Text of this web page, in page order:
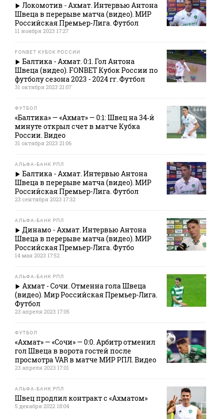
Локомотив - Ахмат. Интервью Антона
Швеца в перерыве матча (видео). МИР
Российская Премьер-Лига. Футбол
11 ноября 2023 17:27
FONBET КУБОК РОССИИ
Балтика - Ахмат. 0:1. Гол Антона
Швеца (видео). FONBET Кубок России по
футболу сезона 2023 - 2024 гг. Футбол
31 октября 2023 21:07
ФУТБОЛ
«Балтика» — «Ахмат» — 0:1: Швец на 34‑й
минуте открыл счет в матче Кубка
России. Видео
31 октября 2023 21:06
АЛЬФА-БАНК РПЛ
Балтика - Ахмат. Интервью Антона
Швеца в перерыве матча (видео). МИР
Российская Премьер-Лига. Футбол
23 сентября 2023 17:32
АЛЬФА-БАНК РПЛ
Динамо - Ахмат. Интервью Антона
Швеца в перерыве матча (видео). МИР
Российская Премьер-Лига. Футбо
14 мая 2023 17:52
АЛЬФА-БАНК РПЛ
Ахмат - Сочи. Отменна гола Швеца
(видео). Мир Российская Премьер-Лига.
Футбол
23 апреля 2023 17:05
ФУТБОЛ
«Ахмат» — «Сочи» — 0:0. Арбитр отменил
гол Швеца в ворота гостей после
просмотра VAR в матче МИР РПЛ. Видео
23 апреля 2023 17:01
АЛЬФА-БАНК РПЛ
Швец продлил контракт с «Ахматом»
5 декабря 2022 18:04